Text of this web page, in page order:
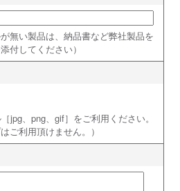
無い製品は、納品書など弊社製品を
付してください）
jpg、png、gif］をご利用ください。
ご利用頂けません。）